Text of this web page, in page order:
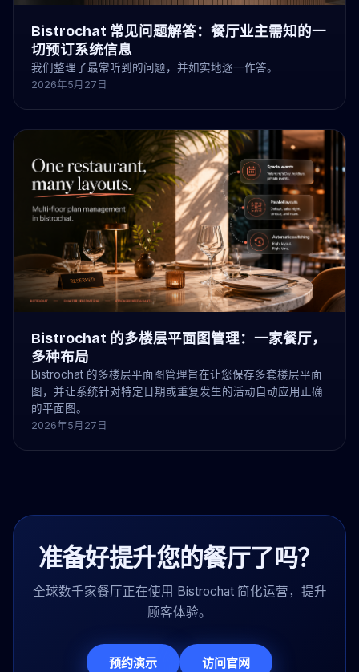
Bistrochat 常见问题解答：餐厅业主需知的一
切预订系统信息
我们整理了最常听到的问题，并如实地逐一作答。
2026年5月27日
Bistrochat 的多楼层平面图管理：一家餐厅，
多种布局
Bistrochat 的多楼层平面图管理旨在让您保存多套楼层平面
图，并让系统针对特定日期或重复发生的活动自动应用正确
的平面图。
2026年5月27日
准备好提升您的餐厅了吗？
全球数千家餐厅正在使用 Bistrochat 简化运营，提升
顾客体验。
预约演示 访问官网